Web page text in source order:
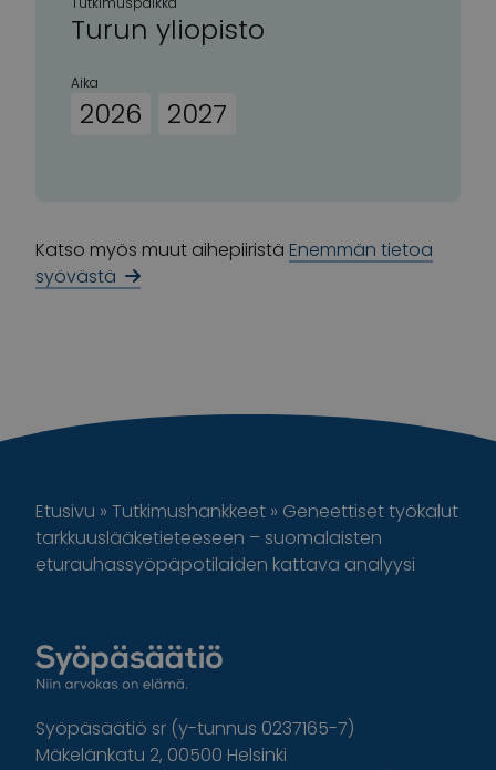
Turun yliopisto
Aika
2026 2027
Katso myös muut aihepiiristä Enemmän tietoa
syövästä
Etusivu » Tutkimushankkeet » Geneettiset työkalut
tarkkuuslääketieteeseen – suomalaisten
eturauhassyöpäpotilaiden kattava analyysi
Syöpäsäätiö sr (y-tunnus 0237165-7)
Mäkelänkatu 2, 00500 Helsinki